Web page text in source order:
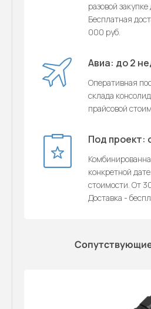
разовой
Бесплатная
000 руб.
Авиа: до 2
Оперативная
склада
прайсовой
Под проект:
конкретной
стоимости. От
Доставка -